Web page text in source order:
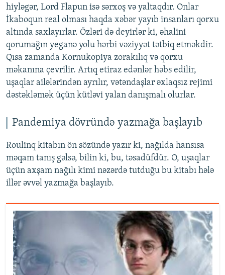
hiyləgər, Lord Flapun isə sərxoş və yaltaqdır. Onlar
İkaboqun real olması haqda xəbər yayıb insanları qorxu
altında saxlayırlar. Özləri də deyirlər ki, əhalini
qorumağın yeganə yolu hərbi vəziyyət tətbiq etməkdir.
Qısa zamanda Kornukopiya zorakılıq və qorxu
məkanına çevrilir. Artıq etiraz edənlər həbs edilir,
uşaqlar ailələrindən ayrılır, vətəndaşlar əxlaqsız rejimi
dəstəkləmək üçün kütləvi yalan danışmalı olurlar.
Pandemiya dövründə yazmağa başlayıb
Roulinq kitabın ön sözündə yazır ki, nağılda hansısa
məqam tanış gəlsə, bilin ki, bu, təsadüfdür. O, uşaqlar
üçün axşam nağılı kimi nəzərdə tutduğu bu kitabı hələ
illər əvvəl yazmağa başlayıb.